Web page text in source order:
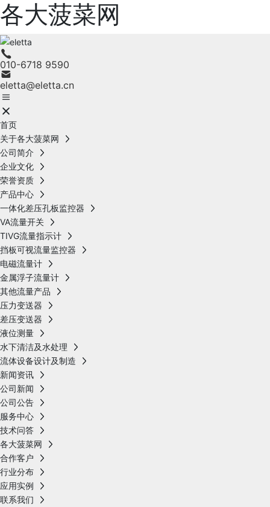
各大菠菜网
010-6718 9590
eletta@eletta.cn
首页
关于各大菠菜网
公司简介
企业文化
荣誉资质
产品中心
一体化差压孔板监控器
VA流量开关
TIVG流量指示计
挡板可视流量监控器
电磁流量计
金属浮子流量计
其他流量产品
压力变送器
差压变送器
液位测量
水下清洁及水处理
流体设备设计及制造
新闻资讯
公司新闻
公司公告
服务中心
技术问答
各大菠菜网
合作客户
行业分布
应用实例
联系我们